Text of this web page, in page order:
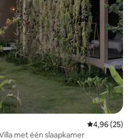
Gemiddelde
4,96 (25)
met één slaapkamer